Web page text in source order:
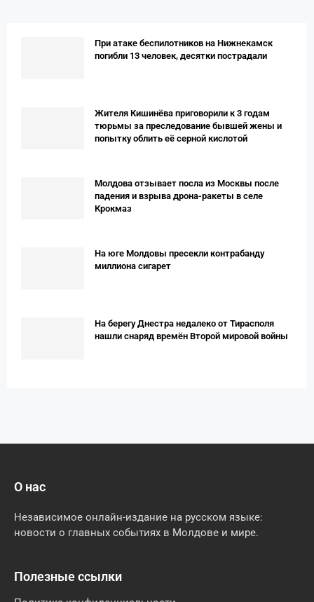
При атаке беспилотников на Нижнекамск
погибли 13 человек, десятки пострадали
Жителя Кишинёва приговорили к 3 годам
тюрьмы за преследование бывшей жены и
попытку облить её серной кислотой
Молдова отзывает посла из Москвы после
падения и взрыва дрона-ракеты в селе
Крокмаз
На юге Молдовы пресекли контрабанду
миллиона сигарет
На берегу Днестра недалеко от Тирасполя
нашли снаряд времён Второй мировой войны
О нас
Независимое онлайн-издание на русском языке:
новости о главных событиях в Молдове и мире.
Полезные ссылки